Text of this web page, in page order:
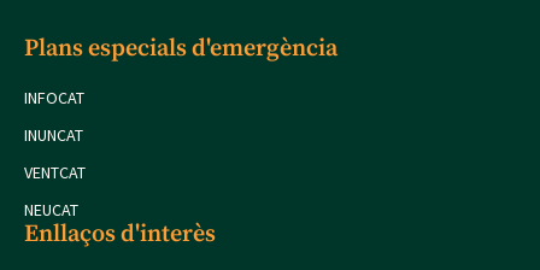
Plans especials d'emergència
INFOCAT
INUNCAT
VENTCAT
NEUCAT
Enllaços d'interès